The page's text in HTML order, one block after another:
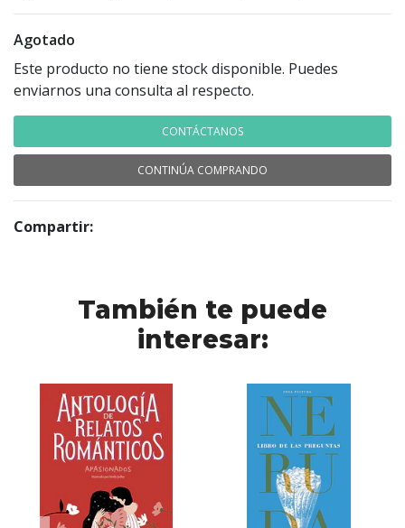
Agotado
Este producto no tiene stock disponible. Puedes
enviarnos una consulta al respecto.
CONTÁCTANOS
CONTINÚA COMPRANDO
Compartir:
También te puede
interesar: